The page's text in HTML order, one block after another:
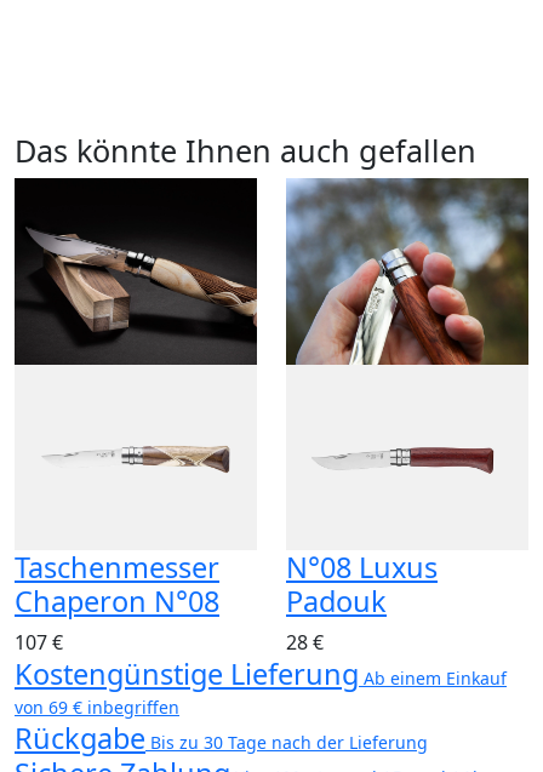
Das könnte Ihnen auch gefallen
Taschenmesser
Chaperon N°08
107 €
N°08 Luxus
Padouk
28 €
Kostengünstige Lieferung Ab einem Einkauf
von 69 € inbegriffen
Rückgabe Bis zu 30 Tage nach der Lieferung